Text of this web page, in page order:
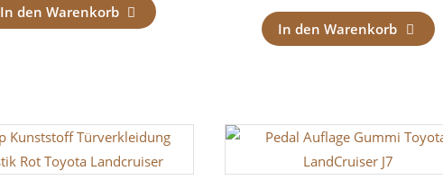
In den Warenkorb
In den Warenkorb